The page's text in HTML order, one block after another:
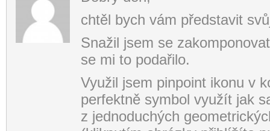
chtěl bych vám představit
Snažil jsem se
se mi to podařilo.
Využil jsem pinpoint ikonu v
perfektně symbol využít jak
z jednoduchých